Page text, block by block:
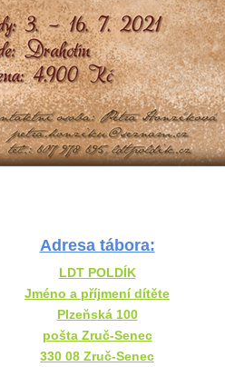
Adresa tábora:
LDT POLDÍK
Jméno a příjmení dítěte
Plzeňská 100
pošta Zruč-Senec
330 08 Zruč-Senec